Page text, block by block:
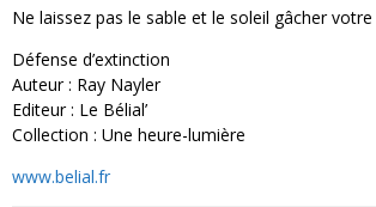
Ne laissez pas le sable et le soleil gâcher votre
Défense d’extinction
Auteur : Ray Nayler
Editeur : Le Bélial’
Collection : Une heure-lumière
www.belial.fr